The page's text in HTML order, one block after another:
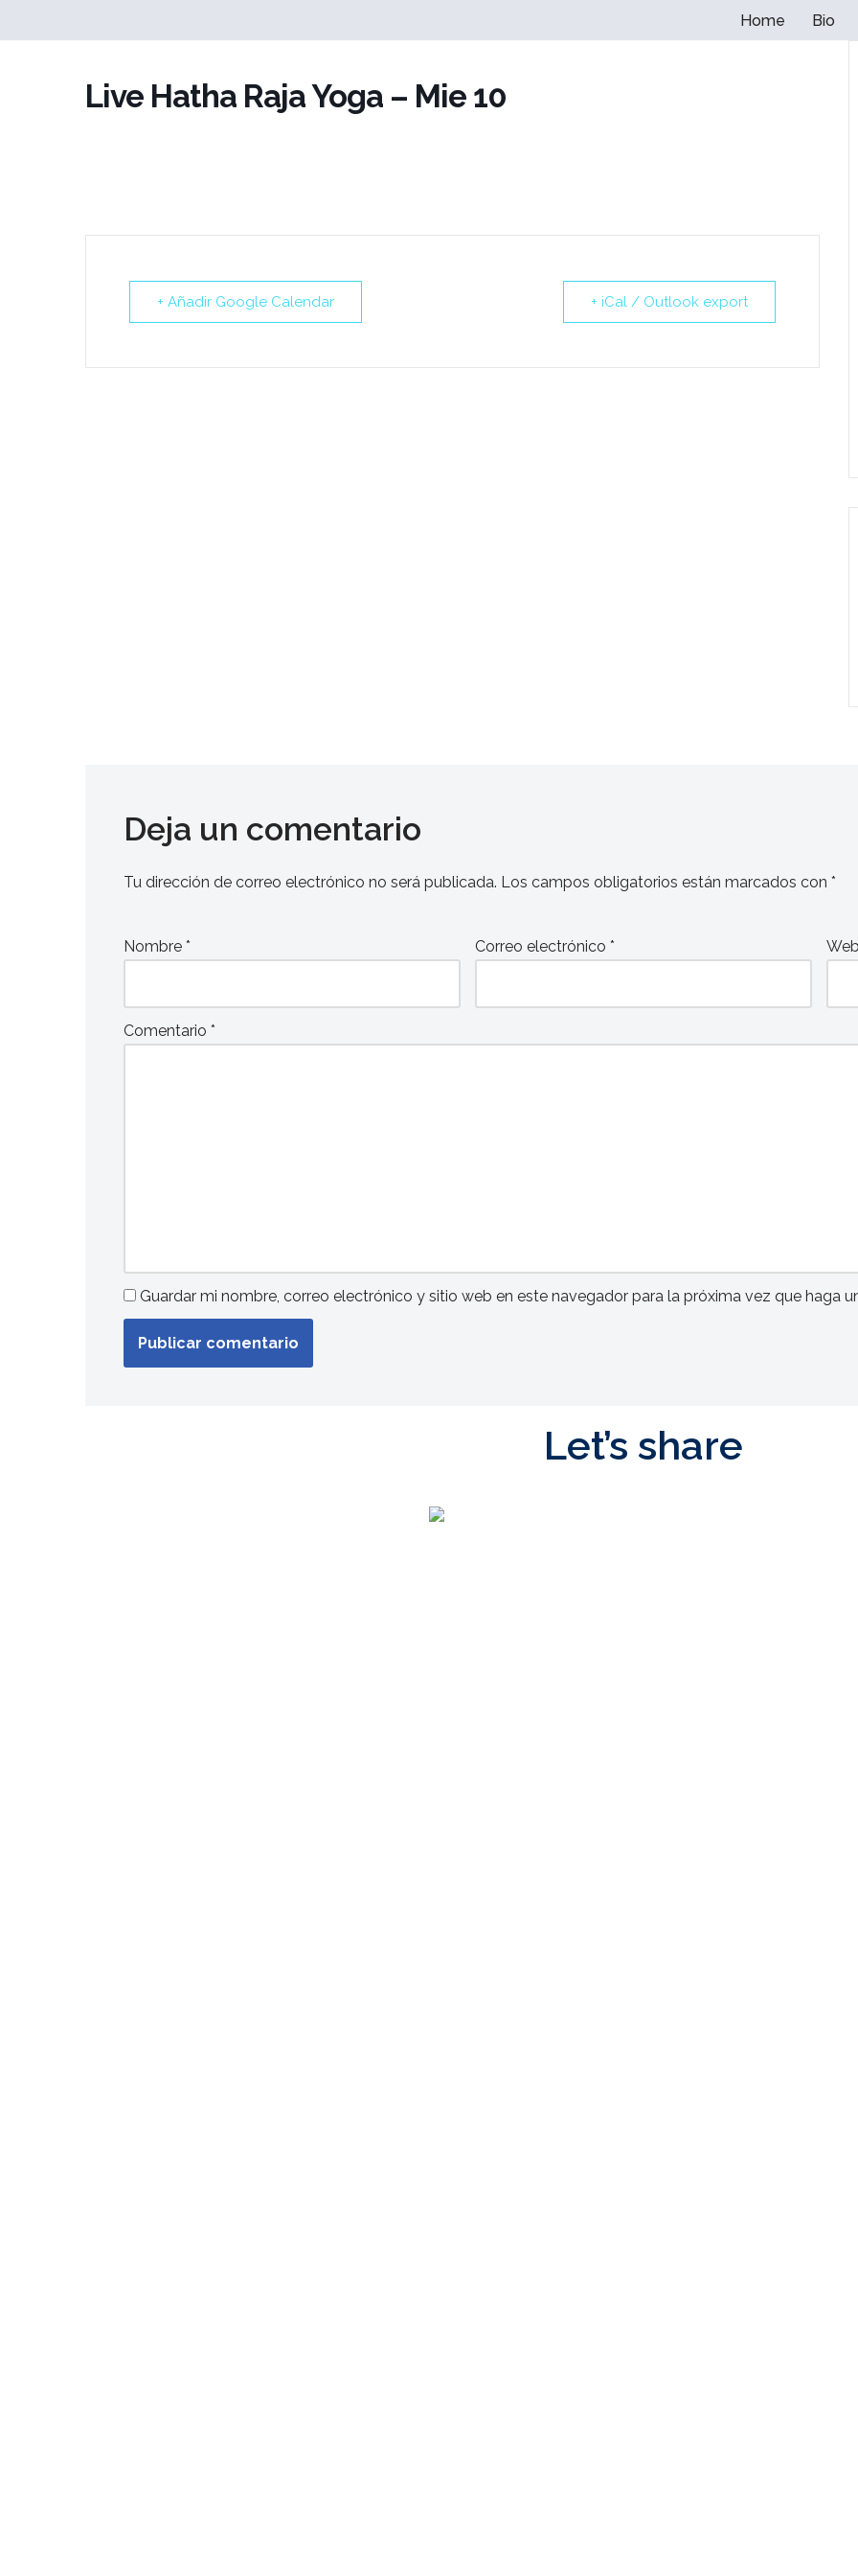
Home Bio
Live Hatha Raja Yoga – Mie 10
+ Añadir Google Calendar + iCal / Outlook export
Deja un comentario
Tu dirección de correo electrónico no será publicada. Los campos obligatorios están marcados con *
Nombre * Correo electrónico *
Comentario *
Guardar mi nombre, correo electrónico y sitio web en este navegador para la próxima vez que haga
Let’s share